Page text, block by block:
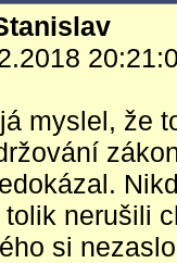
myslel, že
nerušili
si